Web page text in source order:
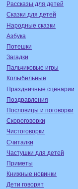
Рассказы для детей
Сказки для детей
Народные сказки
Азбука
Потешки
Загадки
Пальчиковые игры
Колыбельные
Праздничные сценарии
Поздравления
Пословицы и поговорки
Скороговорки
Чистоговорки
Считалки
Частушки для детей
Приметы
Книжные новинки
Дети говорят